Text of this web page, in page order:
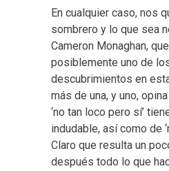
En cualquier caso, nos
sombrero y lo que sea
Cameron Monaghan,
posiblemente uno de
descubrimientos en
más de una, y uno,
‘no tan loco pero sí’
indudable, así como de
Claro que resulta un
después todo lo que